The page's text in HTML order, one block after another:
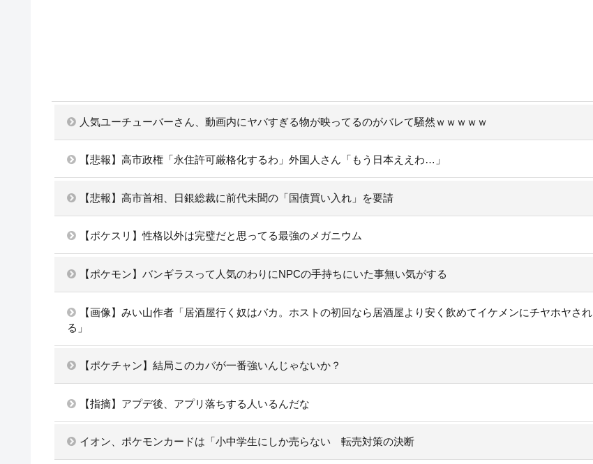
人気ユーチューバーさん、動画内にヤバすぎる物が映ってるのがバレて騒然ｗｗｗｗｗ
【悲報】高市政権「永住許可厳格化するわ」外国人さん「もう日本ええわ…」
【悲報】高市首相、日銀総裁に前代未聞の「国債買い入れ」を要請
【ポケスリ】性格以外は完璧だと思ってる最強のメガニウム
【ポケモン】バンギラスって人気のわりにNPCの手持ちにいた事無い気がする
【画像】みい山作者「居酒屋行く奴はバカ。ホストの初回なら居酒屋より安く飲めてイケメンにチヤホヤされ
る」
【ポケチャン】結局このカバが一番強いんじゃないか？
【指摘】アプデ後、アプリ落ちする人いるんだな
イオン、ポケモンカードは「小中学生にしか売らない 転売対策の決断